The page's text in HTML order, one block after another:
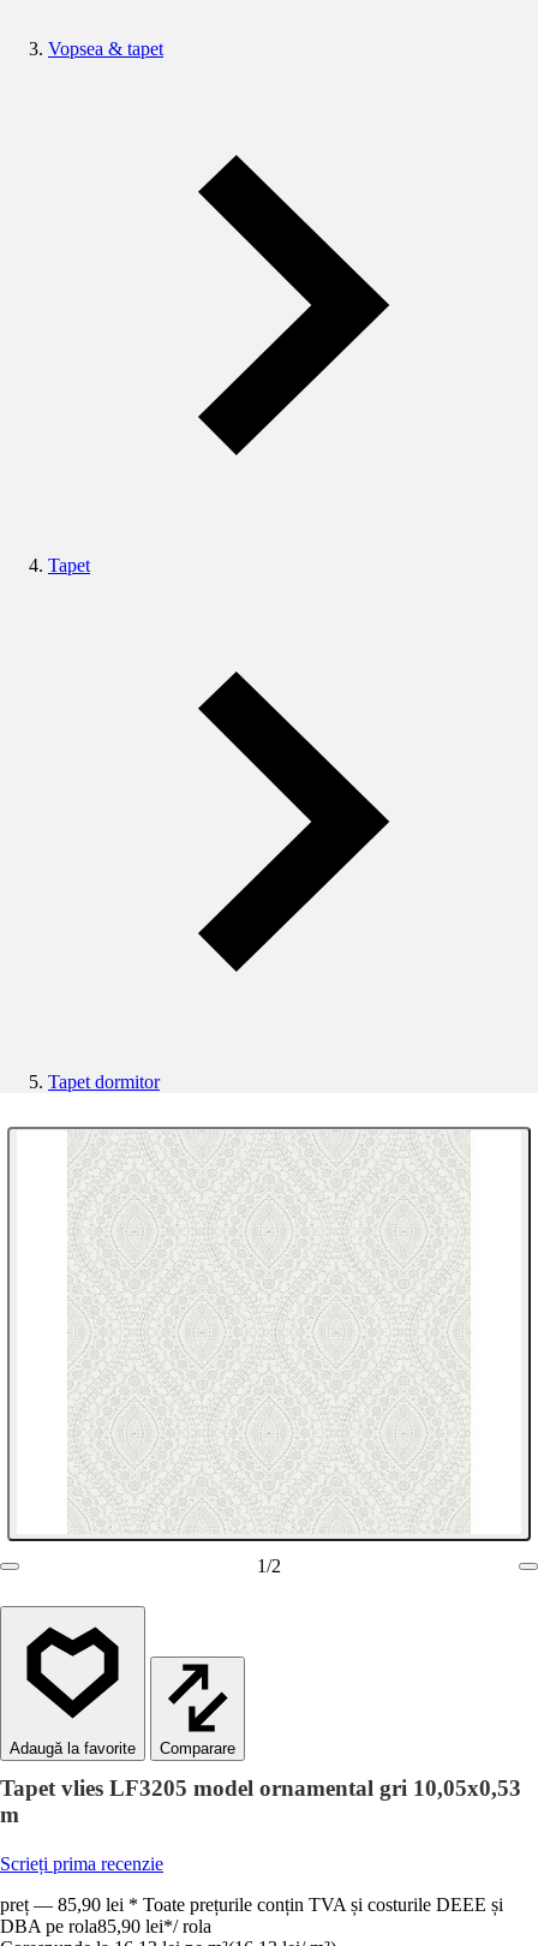
Vopsea & tapet
Tapet
Tapet dormitor
1/2
Comparare
Tapet vlies LF3205 model ornamental gri 10,05x0,53
m
Scrieți prima recenzie
preț — 85,90 lei * Toate prețurile conțin TVA și costurile DEEE și
DBA pe rola85,90 lei*/ rola